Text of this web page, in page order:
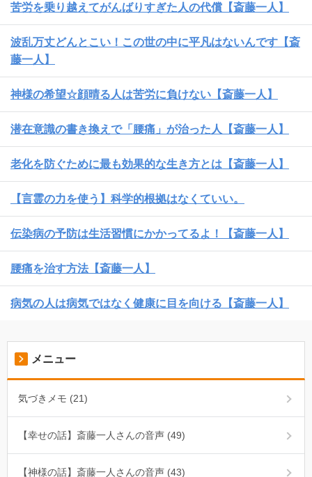
苦労を乗り越えてがんばりすぎた人の代償【斎藤一人】
波乱万丈どんとこい！この世の中に平凡はないんです【斎
藤一人】
神様の希望☆顔晴る人は苦労に負けない【斎藤一人】
潜在意識の書き換えで「腰痛」が治った人【斎藤一人】
老化を防ぐために最も効果的な生き方とは【斎藤一人】
【言霊の力を使う】科学的根拠はなくていい。
伝染病の予防は生活習慣にかかってるよ！【斎藤一人】
腰痛を治す方法【斎藤一人】
病気の人は病気ではなく健康に目を向ける【斎藤一人】
メニュー
気づきメモ (21)
【幸せの話】斎藤一人さんの音声 (49)
【神様の話】斎藤一人さんの音声 (43)